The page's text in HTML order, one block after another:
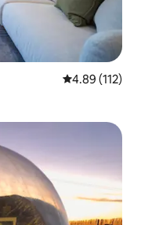
4.89 out of 5
4.89 (112)